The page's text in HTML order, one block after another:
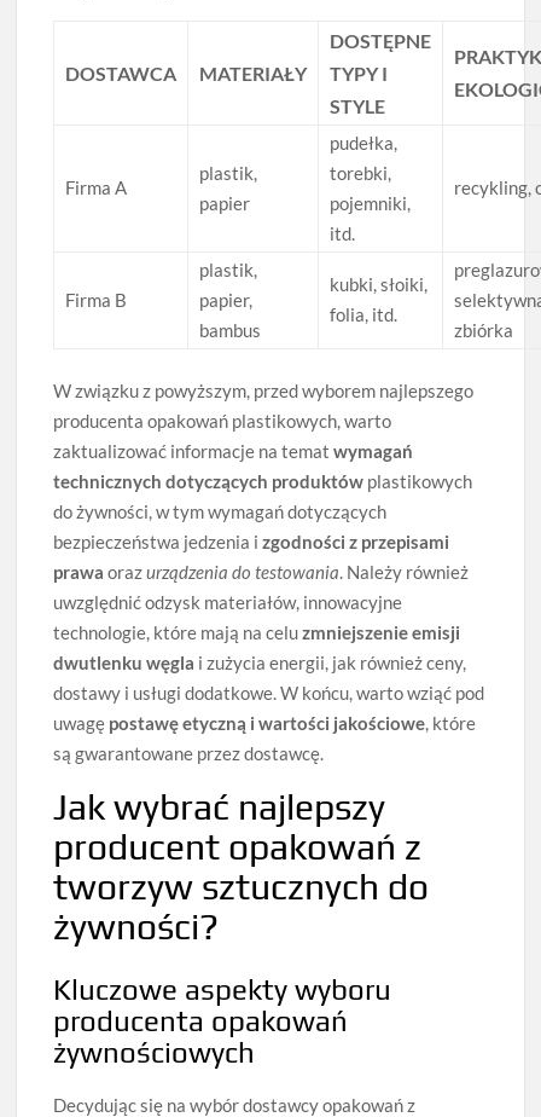
DOSTAWCA MATERIAŁY
DOSTĘPNE
TYPY I
STYLE
Firma A
plastik,
papier
pudełka,
torebki,
pojemniki,
itd.
recykling,
Firma B
plastik,
papier,
bambus
kubki, słoiki,
folia, itd.
zbiórka
W związku z powyższym, przed wyborem najlepszego
producenta opakowań plastikowych, warto
zaktualizować informacje na tematwymagań
technicznych dotyczących produktów plastikowych
do żywności, w tym wymagań dotyczących
bezpieczeństwa jedzenia izgodności z przepisami
prawa orazurządzenia do testowania. Należy również
uwzględnić odzysk materiałów, innowacyjne
technologie, które mają na celuzmniejszenie emisji
dwutlenku węgla i zużycia energii, jak również ceny,
dostawy i usługi dodatkowe. W końcu, warto wziąć pod
uwagę postawę etyczną i wartości jakościowe, które
są gwarantowane przez dostawcę.
Jak wybrać najlepszy
producent opakowań z
tworzyw sztucznych do
żywności?
Kluczowe aspekty wyboru
producenta opakowań
żywnościowych
Decydując się na wybór dostawcy opakowań z